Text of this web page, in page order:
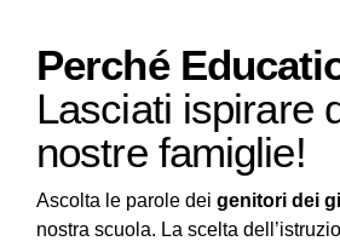
Perché
Lasciati ispirare
nostre famiglie!
Ascolta le parole dei genitori dei
nostra scuola. La scelta